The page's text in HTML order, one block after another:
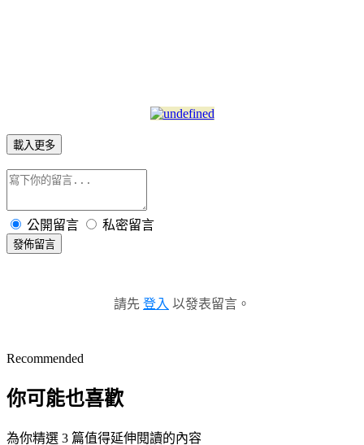
載入更多
公開留言 私密留言
發佈留言
請先 登入 以發表留言。
Recommended
你可能也喜歡
為你精選 3 篇值得延伸閱讀的內容